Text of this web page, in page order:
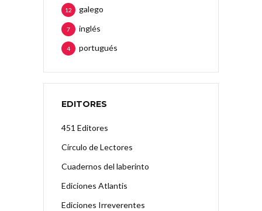
galego
12
inglés
7
portugués
4
EDITORES
451 Editores
Círculo de Lectores
Cuadernos del laberinto
Ediciones Atlantis
Ediciones Irreverentes